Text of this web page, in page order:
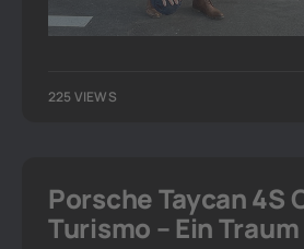
225 VIEWS
Porsche Taycan 4S
Turismo – Ein